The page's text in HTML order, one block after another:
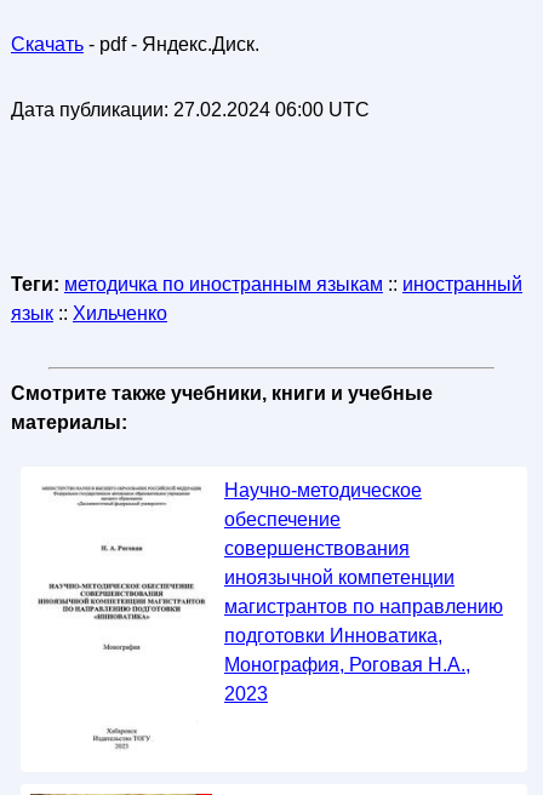
Скачать- pdf - Яндекс.Диск.
Дата публикации: 27.02.2024 06:00 UTC
Теги: методичка по иностранным языкам :: иностранный
язык:: Хильченко
Смотрите также учебники, книги и учебные
материалы:
Научно-методическое
обеспечение
совершенствования
иноязычной компетенции
магистрантов по направлению
подготовки Инноватика,
Монография, Роговая Н.А.,
2023